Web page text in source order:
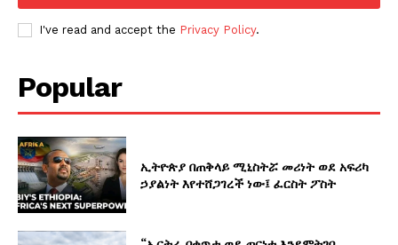
I've read and accept the Privacy Policy.
Popular
ኢትዮጵያ በጠቅላይ ሚኒስትሯ መሪነት ወደ አፍሪካ
ኃያልነት እየተሸጋገረች ነው፤ ፈርስት ፖስት